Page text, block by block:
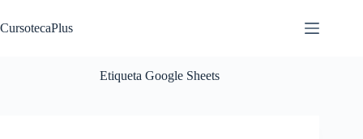
al
contenido
CursotecaPlus
Etiqueta Google Sheets